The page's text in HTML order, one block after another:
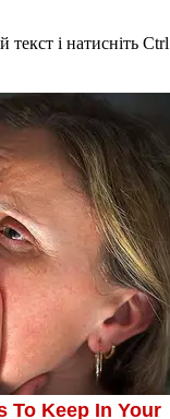
і натисніть